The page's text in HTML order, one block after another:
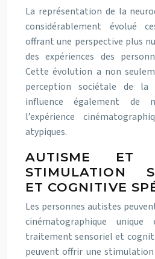
La représentation de la
considérablement évolué
offrant une perspective plus
des expériences des
Cette évolution a non
perception sociétale de la
influence également de
l’expérience
atypiques.
AUTISME ET
STIMULATION
ET COGNITIVE
Les personnes autistes
cinématographique
traitement sensoriel et
peuvent offrir une